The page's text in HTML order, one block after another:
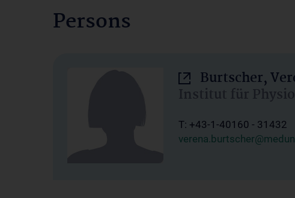
Persons
Burtscher,
Institut für
T: +43-1-40160 - 31432